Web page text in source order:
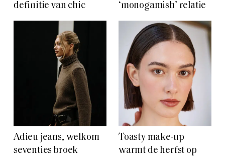
definitie van chic
‘monogamish’ relatie
Adieu jeans, welkom
seventies broek
Toasty make-up
warmt de herfst op